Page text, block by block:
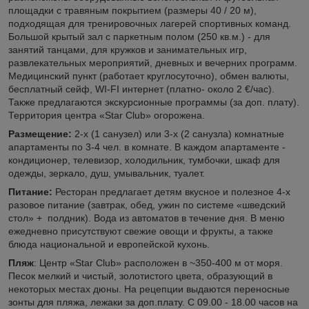
площадки с травяным покрытием (размеры 40 / 20 м),
подходящая для тренировочных лагерей спортивных команд.
Большой крытый зал с паркетным полом (250 кв.м.) - для
занятий танцами, для кружков и занимательных игр,
развлекательных мероприятий, дневных и вечерних программ.
Медицинский пункт (работает круглосуточно), обмен валюты,
бесплатный сейф, WI-FI интернет (платно- около 2 €/час).
Также предлагаются экскурсионные программы (за доп. плату).
Территория центра «Star Club» огорожена.
Размещение: 2-х (1 санузел) или 3-х (2 санузла) комнатные
апартаменты по 3-4 чел. в комнате. В каждом апартаменте -
кондиционер, телевизор, холодильник, тумбочки, шкаф для
одежды, зеркало, душ, умывальник, туалет.
Питание: Ресторан предлагает детям вкусное и полезное 4-х
разовое питание (завтрак, обед, ужин по системе «шведский
стол» + полдник). Вода из автоматов в течение дня. В меню
ежедневно присутствуют свежие овощи и фрукты, а также
блюда национальной и европейской кухонь.
Пляж: Центр «Star Club» расположен в ~350-400 м от моря.
Песок мелкий и чистый, золотистого цвета, образующий в
некоторых местах дюны. На рецепции выдаются переносные
зонты для пляжа, лежаки за доп.плату. С 09.00 - 18.00 часов на